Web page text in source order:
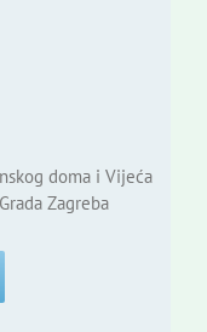
doma i Vijeća
Zagreba